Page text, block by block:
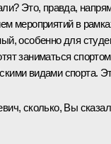
Это, правда,
мероприятий в
особенно для
заниматься
видами спорта.
сколько, Вы